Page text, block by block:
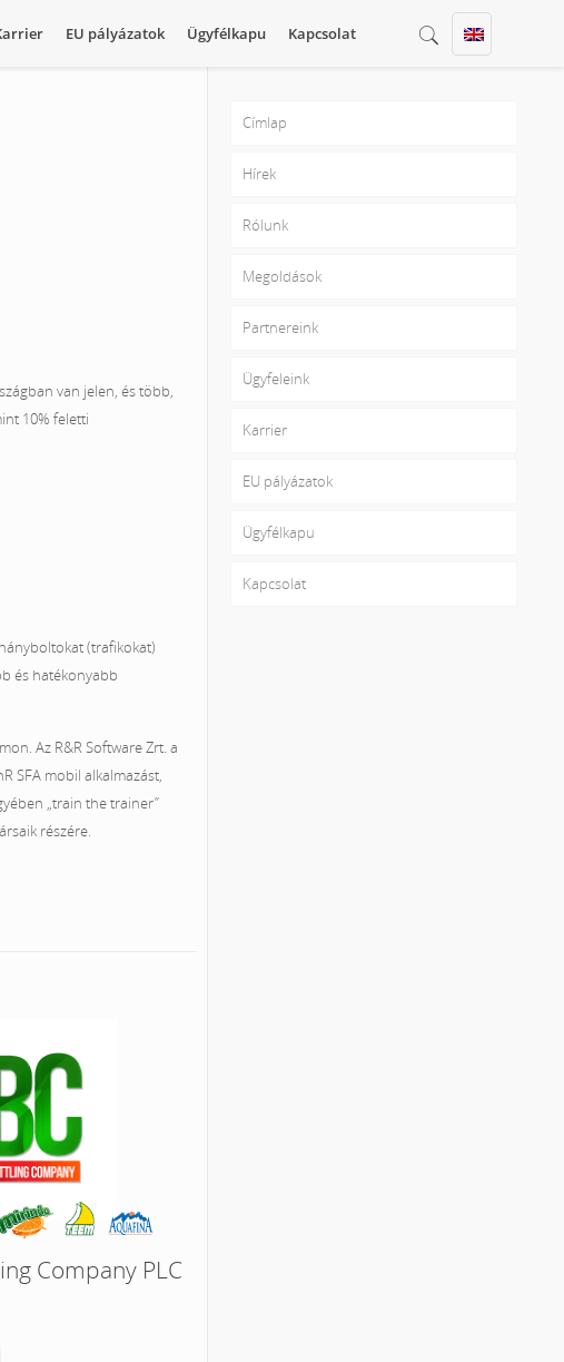
EU pályázatok Ügyfélkapu Kapcsolat
van jelen, és több,
10% feletti
(trafikokat)
és hatékonyabb
Az R&R Software Zrt. a
SFA mobil alkalmazást,
„train the trainer”
részére.
Company PLC
Címlap
Hírek
Rólunk
Megoldások
Partnereink
Ügyfeleink
Karrier
EU pályázatok
Ügyfélkapu
Kapcsolat